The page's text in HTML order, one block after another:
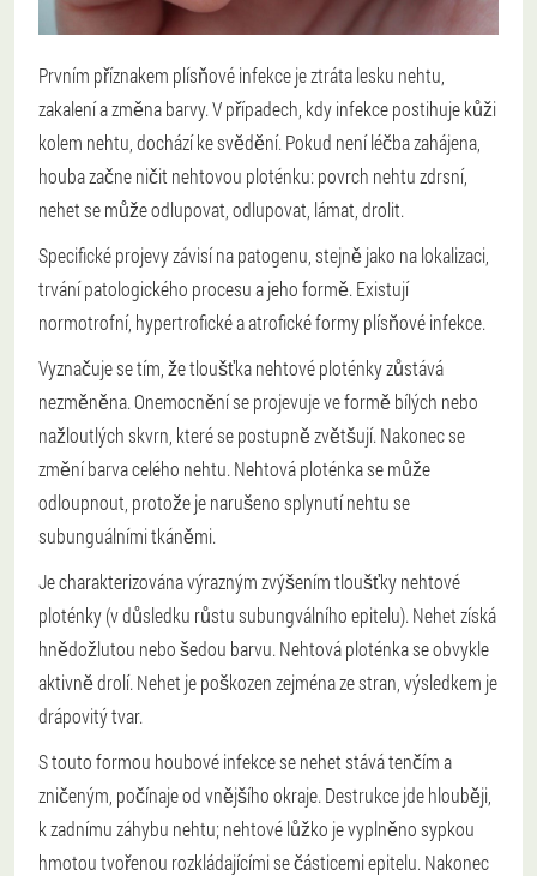
Prvním příznakem plísňové infekce je ztráta lesku nehtu,
zakalení a změna barvy. V případech, kdy infekce postihuje kůži
kolem nehtu, dochází ke svědění. Pokud není léčba zahájena,
houba začne ničit nehtovou ploténku: povrch nehtu zdrsní,
nehet se může odlupovat, odlupovat, lámat, drolit.
Specifické projevy závisí na patogenu, stejně jako na lokalizaci,
trvání patologického procesu a jeho formě. Existují
normotrofní, hypertrofické a atrofické formy plísňové infekce.
Vyznačuje se tím, že tloušťka nehtové ploténky zůstává
nezměněna. Onemocnění se projevuje ve formě bílých nebo
nažloutlých skvrn, které se postupně zvětšují. Nakonec se
změní barva celého nehtu. Nehtová ploténka se může
odloupnout, protože je narušeno splynutí nehtu se
subunguálními tkáněmi.
Je charakterizována výrazným zvýšením tloušťky nehtové
ploténky (v důsledku růstu subungválního epitelu). Nehet získá
hnědožlutou nebo šedou barvu. Nehtová ploténka se obvykle
aktivně drolí. Nehet je poškozen zejména ze stran, výsledkem je
drápovitý tvar.
S touto formou houbové infekce se nehet stává tenčím a
zničeným, počínaje od vnějšího okraje. Destrukce jde hlouběji,
k zadnímu záhybu nehtu; nehtové lůžko je vyplněno sypkou
hmotou tvořenou rozkládajícími se částicemi epitelu. Nakonec